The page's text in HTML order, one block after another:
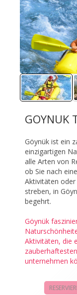
GOYNUK
Göynük ist ein
einzigartigen
alle Arten von
ob Sie nach
Aktivitäten oder
streben, in
begehrt.
Göynük
Aktivitäten, die
unternehmen
RESERVIEREN